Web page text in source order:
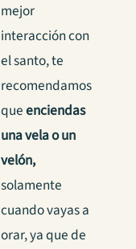
mejor
interacción con
el santo, te
recomendamos
queenciendas
una vela o un
velón,
solamente
cuando vayas a
orar, ya que de